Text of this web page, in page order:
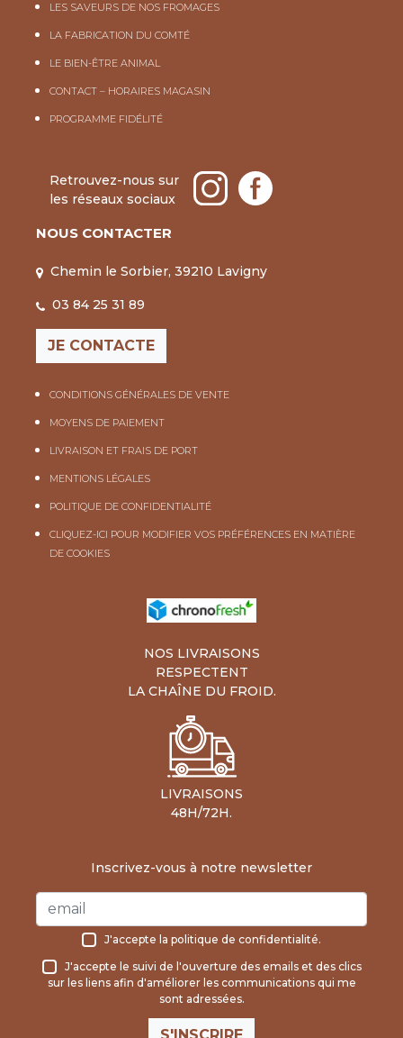
LES SAVEURS DE NOS FROMAGES
LA FABRICATION DU COMTÉ
LE BIEN-ÊTRE ANIMAL
CONTACT – HORAIRES MAGASIN
PROGRAMME FIDÉLITÉ
Retrouvez-nous sur
les réseaux sociaux
NOUS CONTACTER
Chemin le Sorbier, 39210 Lavigny
03 84 25 31 89
JE CONTACTE
CONDITIONS GÉNÉRALES DE VENTE
MOYENS DE PAIEMENT
LIVRAISON ET FRAIS DE PORT
MENTIONS LÉGALES
POLITIQUE DE CONFIDENTIALITÉ
CLIQUEZ-ICI POUR MODIFIER VOS PRÉFÉRENCES EN MATIÈRE
DE COOKIES
NOS LIVRAISONS
RESPECTENT
LA CHAÎNE DU FROID.
LIVRAISONS
48H/72H.
Inscrivez-vous à notre newsletter
J'accepte la politique de confidentialité.
J'accepte le suivi de l'ouverture des emails et des clics
sur les liens afin d'améliorer les communications qui me
sont adressées.